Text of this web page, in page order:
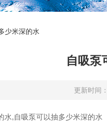
少米深的水
自吸泵
更新时间
水,自吸泵可以抽多少米深的水